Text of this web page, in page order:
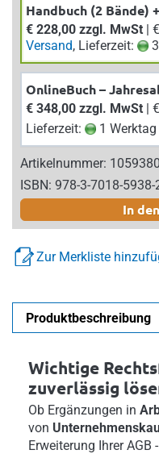
Handbuch (2 Bände)
€ 228,00 zzgl. MwSt
|
Versand, Lieferzeit:
OnlineBuch –
€ 348,00 zzgl. MwSt
|
Lieferzeit:
1 Werktag
Artikelnummer: 1059380
ISBN: 978-3-7018-5938-
In
Zur Merkliste
Produktbeschreibung
Wichtige
zuverlässig
Ob Ergänzungen in
von
Erweiterung Ihrer AGB